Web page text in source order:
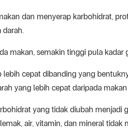
dan menyerap karbohidrat,
darah.
makan, semakin tinggi pula
cepat dibanding yang
yang lebih cepat daripada
yang tidak diubah menjadi
air, vitamin, dan mineral tidak